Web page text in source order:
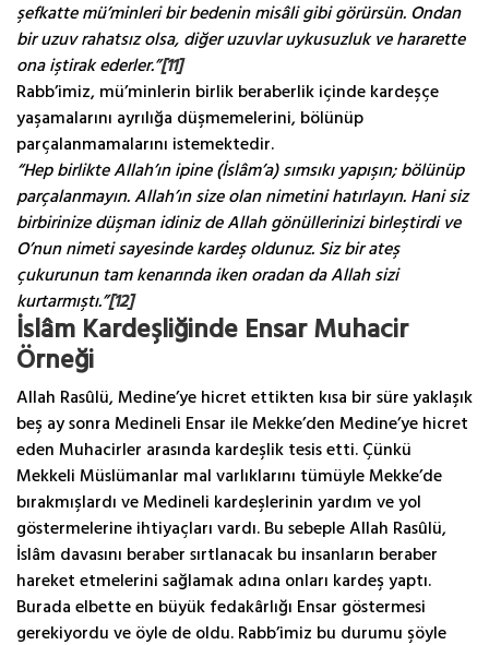
şefkatte mü’minleri bir bedenin misâli gibi görürsün. Ondan
bir uzuv rahatsız olsa, diğer uzuvlar uykusuzluk ve hararette
ona iştirak ederler.”[11]
Rabb’imiz, mü’minlerin birlik beraberlik içinde kardeşçe
yaşamalarını ayrılığa düşmemelerini, bölünüp
parçalanmamalarını istemektedir.
“Hep birlikte Allah’ın ipine (İslâm’a) sımsıkı yapışın; bölünüp
parçalanmayın. Allah’ın size olan nimetini hatırlayın. Hani siz
birbirinize düşman idiniz de Allah gönüllerinizi birleştirdi ve
O’nun nimeti sayesinde kardeş oldunuz. Siz bir ateş
çukurunun tam kenarında iken oradan da Allah sizi
kurtarmıştı.”[12]
İslâm Kardeşliğinde Ensar Muhacir
Örneği
Allah Rasûlü, Medine’ye hicret ettikten kısa bir süre yaklaşık
beş ay sonra Medineli Ensar ile Mekke’den Medine’ye hicret
eden Muhacirler arasında kardeşlik tesis etti. Çünkü
Mekkeli Müslümanlar mal varlıklarını tümüyle Mekke’de
bırakmışlardı ve Medineli kardeşlerinin yardım ve yol
göstermelerine ihtiyaçları vardı. Bu sebeple Allah Rasûlü,
İslâm davasını beraber sırtlanacak bu insanların beraber
hareket etmelerini sağlamak adına onları kardeş yaptı.
Burada elbette en büyük fedakârlığı Ensar göstermesi
gerekiyordu ve öyle de oldu. Rabb’imiz bu durumu şöyle